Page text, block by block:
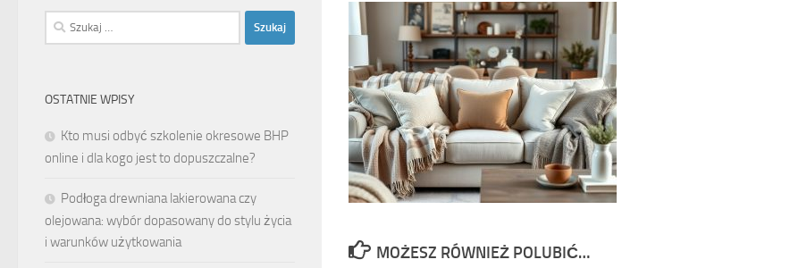
MOŻESZ RÓWNIEŻ POLUBIĆ…
Szukaj:
OSTATNIE WPISY
Kto musi odbyć szkolenie okresowe BHP
online i dla kogo jest to dopuszczalne?
Podłoga drewniana lakierowana czy
olejowana: wybór dopasowany do stylu życia
i warunków użytkowania